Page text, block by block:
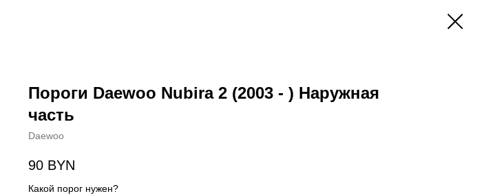
Пороги Daewoo Nubira 2 (2003 - ) Наружная
часть
Daewoo
90 BYN
Какой порог нужен?